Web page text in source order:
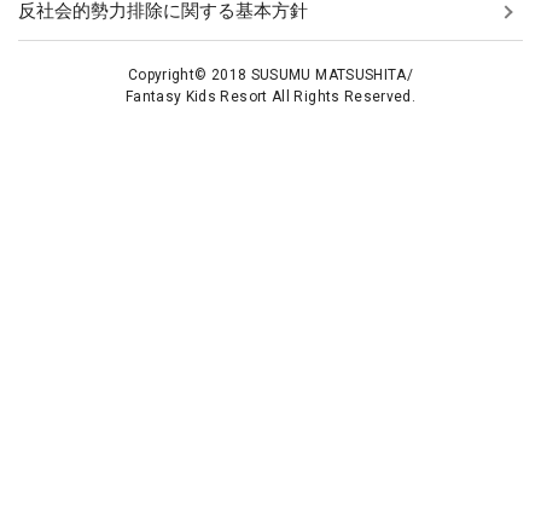
反社会的勢力排除に関する基本方針
Copyright© 2018 SUSUMU MATSUSHITA/
Fantasy Kids Resort All Rights Reserved.